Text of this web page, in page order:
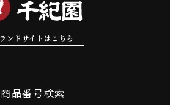
ンドサイトはこちら
商品番号検索